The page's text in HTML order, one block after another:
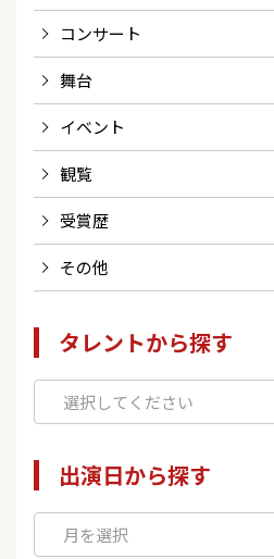
コンサート
舞台
イベント
観覧
受賞歴
その他
タレントから探す
出演日から探す